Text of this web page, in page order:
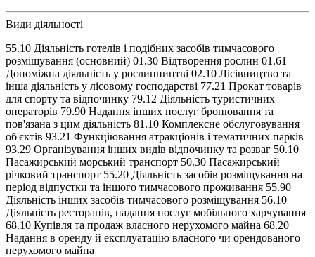
Види діяльності
55.10 Діяльність готелів і подібних засобів тимчасового
розміщування (основний) 01.30 Відтворення рослин 01.61
Допоміжна діяльність у рослинництві 02.10 Лісівництво та
інша діяльність у лісовому господарстві 77.21 Прокат товарів
для спорту та відпочинку 79.12 Діяльність туристичних
операторів 79.90 Надання інших послуг бронювання та
пов'язана з цим діяльність 81.10 Комплексне обслуговування
об'єктів 93.21 Функціювання атракціонів і тематичних парків
93.29 Організування інших видів відпочинку та розваг 50.10
Пасажирський морський транспорт 50.30 Пасажирський
річковий транспорт 55.20 Діяльність засобів розміщування на
період відпустки та іншого тимчасового проживання 55.90
Діяльність інших засобів тимчасового розміщування 56.10
Діяльність ресторанів, надання послуг мобільного харчування
68.10 Купівля та продаж власного нерухомого майна 68.20
Надання в оренду й експлуатацію власного чи орендованого
нерухомого майна